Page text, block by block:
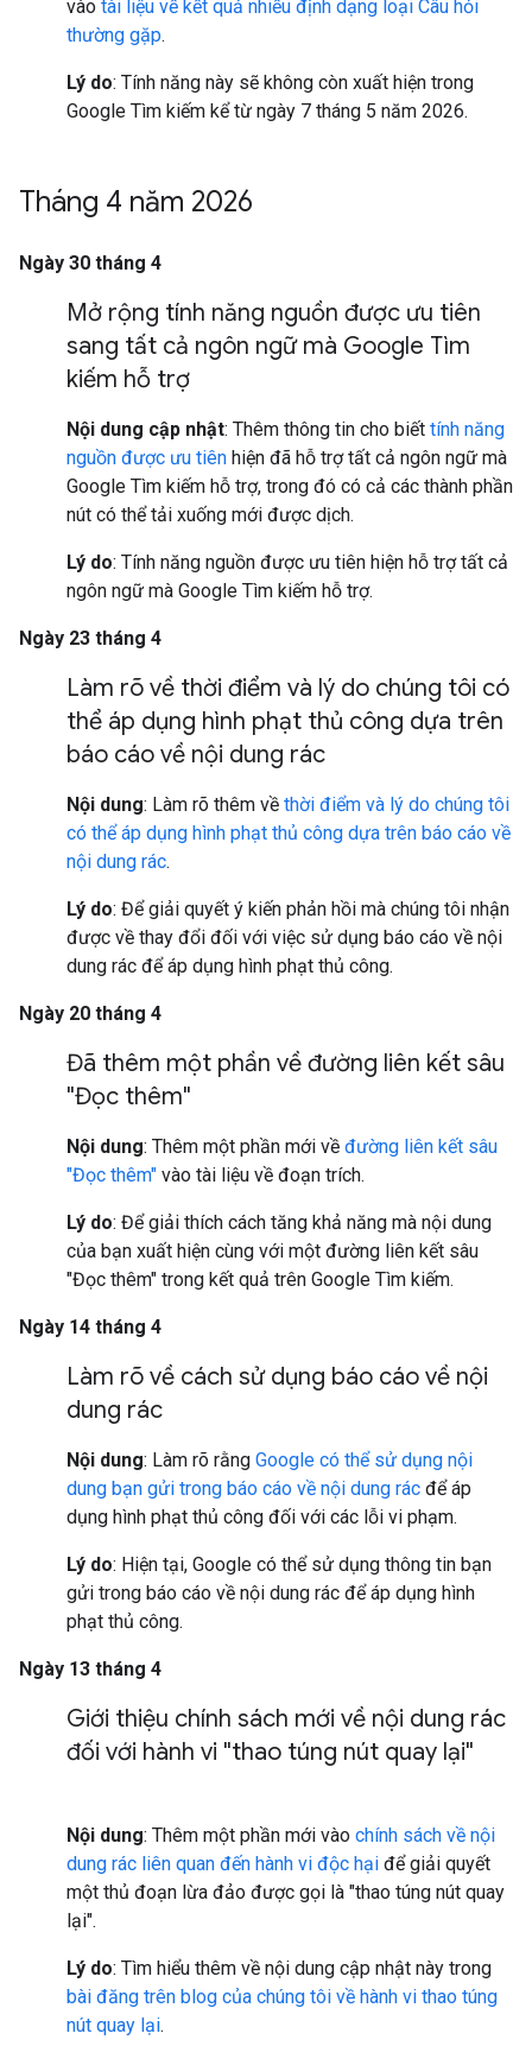
vào tài liệu về kết quả nhiều định dạng loại Câu hỏi
thường gặp.
Lý do: Tính năng này sẽ không còn xuất hiện trong
Google Tìm kiếm kể từ ngày 7 tháng 5 năm 2026.
Tháng 4 năm 2026
Ngày 30 tháng 4
Mở rộng tính năng nguồn được ưu tiên
sang tất cả ngôn ngữ mà Google Tìm
kiếm hỗ trợ
Nội dung cập nhật: Thêm thông tin cho biết tính năng
nguồn được ưu tiên hiện đã hỗ trợ tất cả ngôn ngữ mà
Google Tìm kiếm hỗ trợ, trong đó có cả các thành phần
nút có thể tải xuống mới được dịch.
Lý do: Tính năng nguồn được ưu tiên hiện hỗ trợ tất cả
ngôn ngữ mà Google Tìm kiếm hỗ trợ.
Ngày 23 tháng 4
Làm rõ về thời điểm và lý do chúng tôi có
thể áp dụng hình phạt thủ công dựa trên
báo cáo về nội dung rác
Nội dung: Làm rõ thêm về thời điểm và lý do chúng tôi
có thể áp dụng hình phạt thủ công dựa trên báo cáo về
nội dung rác.
Lý do: Để giải quyết ý kiến phản hồi mà chúng tôi nhận
được về thay đổi đối với việc sử dụng báo cáo về nội
dung rác để áp dụng hình phạt thủ công.
Ngày 20 tháng 4
Đã thêm một phần về đường liên kết sâu
"Đọc thêm"
Nội dung: Thêm một phần mới về đường liên kết sâu
"Đọc thêm" vào tài liệu về đoạn trích.
Lý do: Để giải thích cách tăng khả năng mà nội dung
của bạn xuất hiện cùng với một đường liên kết sâu
"Đọc thêm" trong kết quả trên Google Tìm kiếm.
Ngày 14 tháng 4
Làm rõ về cách sử dụng báo cáo về nội
dung rác
Nội dung: Làm rõ rằng Google có thể sử dụng nội
dung bạn gửi trong báo cáo về nội dung rác để áp
dụng hình phạt thủ công đối với các lỗi vi phạm.
Lý do: Hiện tại, Google có thể sử dụng thông tin bạn
gửi trong báo cáo về nội dung rác để áp dụng hình
phạt thủ công.
Ngày 13 tháng 4
Giới thiệu chính sách mới về nội dung rác
đối với hành vi "thao túng nút quay lại"
Nội dung: Thêm một phần mới vào chính sách về nội
dung rác liên quan đến hành vi độc hại để giải quyết
một thủ đoạn lừa đảo được gọi là "thao túng nút quay
lại".
Lý do: Tìm hiểu thêm về nội dung cập nhật này trong
bài đăng trên blog của chúng tôi về hành vi thao túng
nút quay lại.